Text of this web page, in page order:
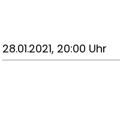
28.01.2021, 20:00 Uhr